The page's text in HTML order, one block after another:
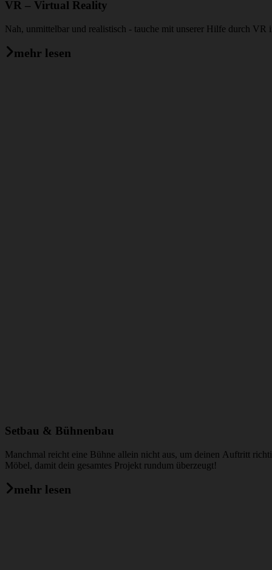
VR – Virtual Reality
Nah, unmittelbar und realistisch - tauche mit unserer Hilfe durch
mehr lesen
Setbau & Bühnenbau
Manchmal reicht eine Bühne allein nicht aus, um deinen Auftritt
Möbel, damit dein gesamtes Projekt rundum überzeugt!
mehr lesen